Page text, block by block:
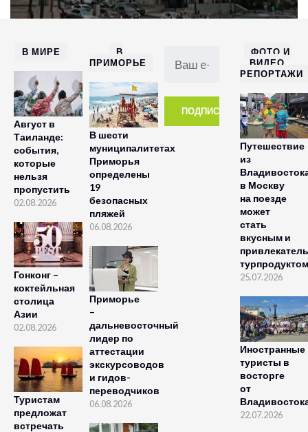
В МИРЕ
Август в
Таиланде:
события,
которые
нельзя
пропустить
02.08.2026
Гонконг –
коктейльная
столица
Азии
02.08.2026
Туристам
предложат
встречать
В
ПРИМОРЬЕ
В шести
муниципалитетах
Приморья
определены
19
безопасных
пляжей
06.08.2026
Приморье
–
дальневосточный
лидер по
аттестации
экскурсоводов
и гидов-
переводчиков
06.08.2026
ФОТО И
ВИДЕО
РЕПОРТАЖИ
Путешествие
из
в Москву
на поезде
может
стать
вкусным и
турпродуктом
25.07.2026
Иностранные
туристы в
восторге
от
22.07.2026